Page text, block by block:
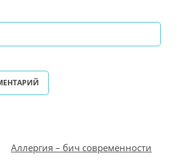
Аллергия – бич современности